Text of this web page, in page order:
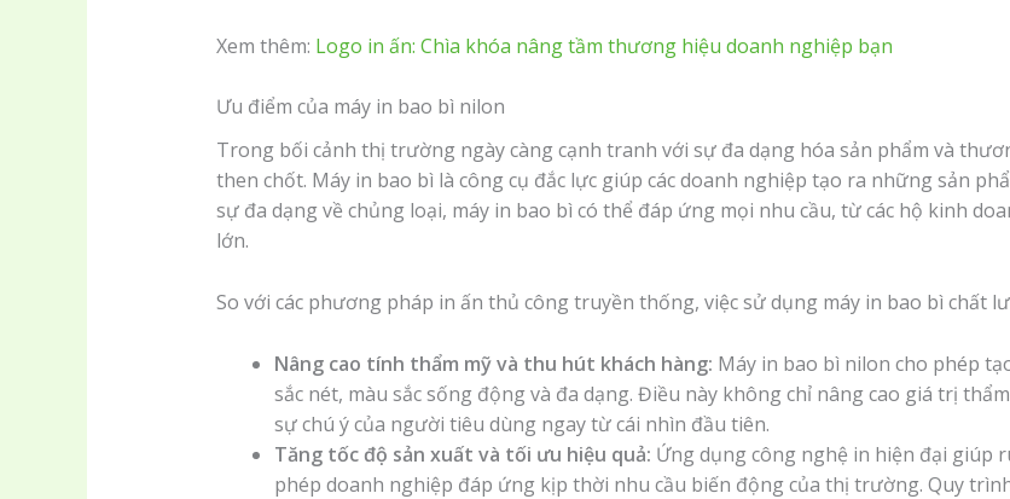
Xem thêm: Logo in ấn: Chìa khóa nâng tầm thương hiệu doanh nghiệp bạn
Ưu điểm của máy in bao bì nilon
Trong bối cảnh thị trường ngày càng cạnh tranh với sự đa dạng hóa sản phẩm và
then chốt. Máy in bao bì là công cụ đắc lực giúp các doanh nghiệp tạo ra những sản
sự đa dạng về chủng loại, máy in bao bì có thể đáp ứng mọi nhu cầu, từ các hộ kinh
lớn.
So với các phương pháp in ấn thủ công truyền thống, việc sử dụng máy in bao bì chất
Nâng cao tính thẩm mỹ và thu hút khách hàng: Máy in bao bì nilon cho phép
sắc nét, màu sắc sống động và đa dạng. Điều này không chỉ nâng cao giá trị
sự chú ý của người tiêu dùng ngay từ cái nhìn đầu tiên.
Tăng tốc độ sản xuất và tối ưu hiệu quả: Ứng dụng công nghệ in hiện đại giúp
phép doanh nghiệp đáp ứng kịp thời nhu cầu biến động của thị trường. Quy